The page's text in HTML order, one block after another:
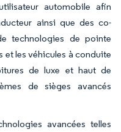
automobile afin
ainsi que des co-
technologies de pointe
et les véhicules à conduite
de luxe et haut de
de sièges avancés
avancées telles